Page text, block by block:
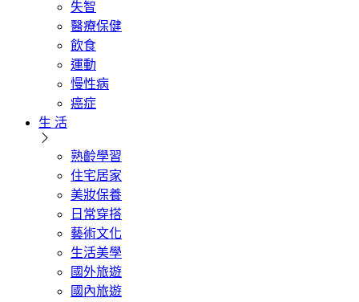
失智
醫療保健
飲食
運動
慢性病
癌症
生 活
熟齡學習
住宅居家
美妝保養
日常穿搭
藝術文化
生活美學
國外旅遊
國內旅遊